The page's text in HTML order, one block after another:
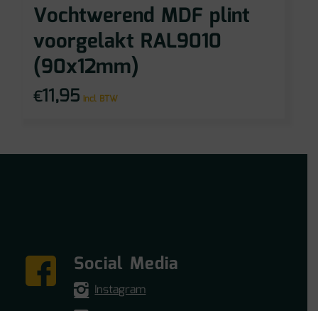
Vochtwerend MDF plint
voorgelakt RAL9010
(90x12mm)
€11,95 incl BTW
Social Media
Instagram